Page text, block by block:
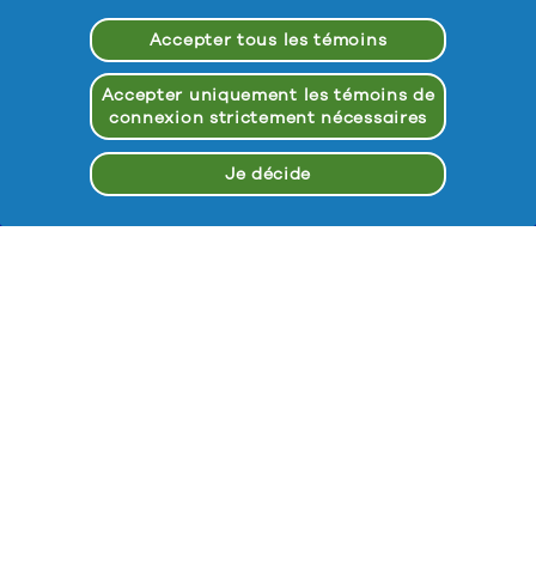
Suis-nous :
Accepter tous les témoins
Accepter uniquement les témoins de
connexion strictement nécessaires
Je décide